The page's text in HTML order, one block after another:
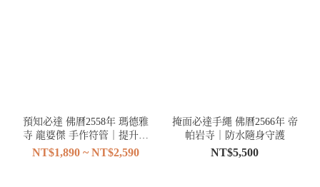
預知必達 佛曆2558年 瑪德雅
寺 龍婆傑 手作符管｜提升直
NT$1,890 ~ NT$2,590
掩面必達手繩 佛曆2566年 帝
帕岩寺｜防水隨身守護
NT$5,500